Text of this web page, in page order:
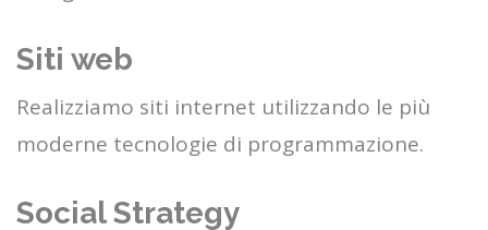
Siti web
Realizziamo siti internet utilizzando le più
moderne tecnologie di programmazione.
Social Strategy